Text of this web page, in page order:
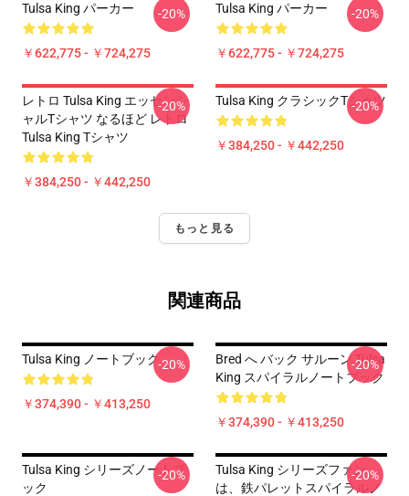
Tulsa King パーカー
￥622,775 - ￥724,275
-20% Tulsa King パーカー
￥622,775 - ￥724,275
-20%
レトロ Tulsa King エッセンシ
ャルTシャツ なるほど レトロ
Tulsa King Tシャツ
￥384,250 - ￥442,250
-20% Tulsa King クラシックTシャツ
￥384,250 - ￥442,250
-20%
もっと見る
関連商品
Tulsa King ノートブック
￥374,390 - ￥413,250
-20%
Bred へ バック サルーン Tulsa
King スパイラルノートブック
￥374,390 - ￥413,250
-20%
Tulsa King シリーズノートブ
ック
-20%
Tulsa King シリーズファン
は、鉄パレットスパイラルノ
-20%